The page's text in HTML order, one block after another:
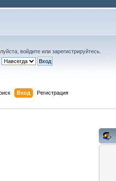
войдите илизарегистрируйтесь
Вход Регистрация